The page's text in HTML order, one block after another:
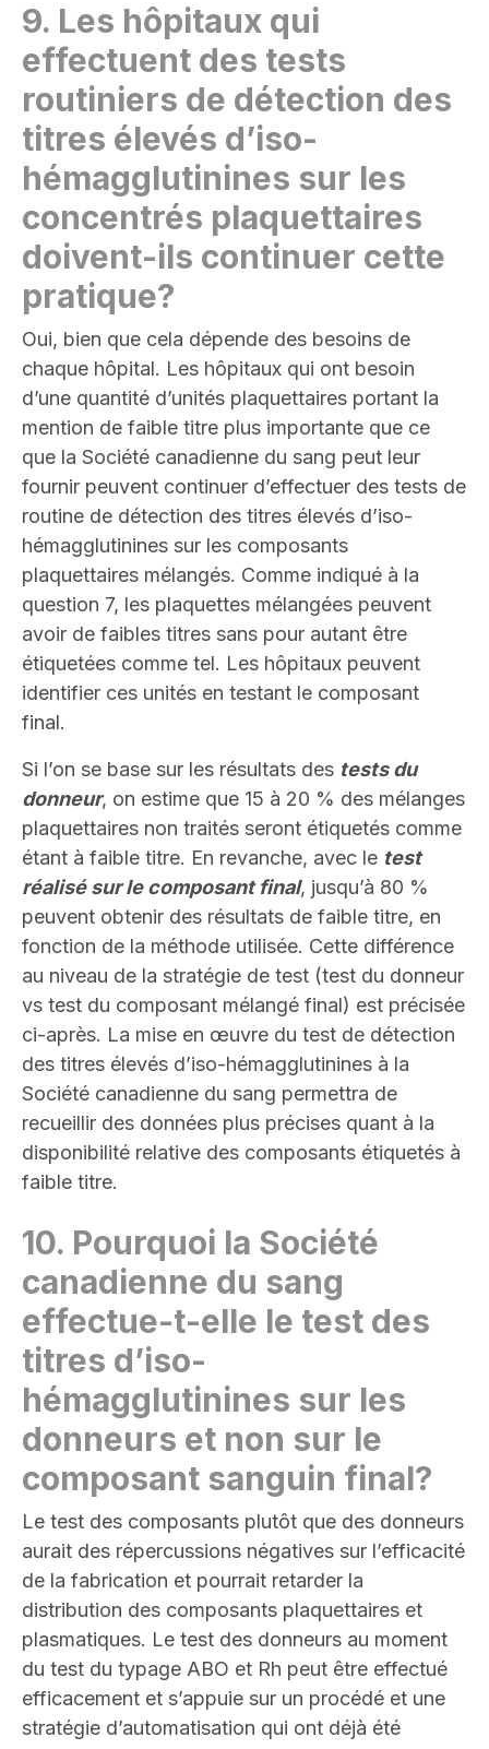
9. Les hôpitaux qui
effectuent des tests
routiniers de détection des
titres élevés d’iso-
hémagglutinines sur les
concentrés plaquettaires
doivent-ils continuer cette
pratique?
Oui, bien que cela dépende des besoins de
chaque hôpital. Les hôpitaux qui ont besoin
d’une quantité d’unités plaquettaires portant la
mention de faible titre plus importante que ce
que la Société canadienne du sang peut leur
fournir peuvent continuer d’effectuer des tests de
routine de détection des titres élevés d’iso-
hémagglutinines sur les composants
plaquettaires mélangés. Comme indiqué à la
question 7, les plaquettes mélangées peuvent
avoir de faibles titres sans pour autant être
étiquetées comme tel. Les hôpitaux peuvent
identifier ces unités en testant le composant
final.
Si l’on se base sur les résultats des tests du
donneur, on estime que 15 à 20 % des mélanges
plaquettaires non traités seront étiquetés comme
étant à faible titre. En revanche, avec le test
réalisé sur le composant final, jusqu’à 80 %
peuvent obtenir des résultats de faible titre, en
fonction de la méthode utilisée. Cette différence
au niveau de la stratégie de test (test du donneur
vs test du composant mélangé final) est précisée
ci-après. La mise en œuvre du test de détection
des titres élevés d’iso-hémagglutinines à la
Société canadienne du sang permettra de
recueillir des données plus précises quant à la
disponibilité relative des composants étiquetés à
faible titre.
10. Pourquoi la Société
canadienne du sang
effectue-t-elle le test des
titres d’iso-
hémagglutinines sur les
donneurs et non sur le
composant sanguin final?
Le test des composants plutôt que des donneurs
aurait des répercussions négatives sur l’efficacité
de la fabrication et pourrait retarder la
distribution des composants plaquettaires et
plasmatiques. Le test des donneurs au moment
du test du typage ABO et Rh peut être effectué
efficacement et s’appuie sur un procédé et une
stratégie d’automatisation qui ont déjà été